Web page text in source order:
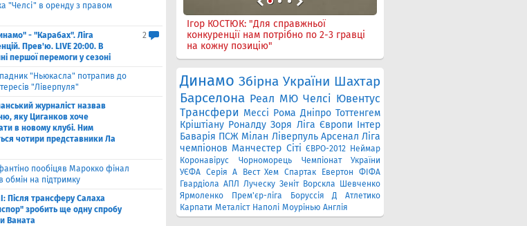
"Челсі" в оренду з правом
- "Карабах". Ліга
Прев'ю. LIVE 20:00. В
першої перемоги у сезоні
2
"Ньюкасла" потрапив до
"Ліверпуля"
журналіст назвав
яку Циганков хоче
в новому клубі. Ним
чотири представники Ла
пообіцяв Марокко фінал
обмін на підтримку
Після трансферу Салаха
зробить ще одну спробу
Ваната
пропускає гол з пенальті від
Підрозділу Тимура
Ігор КОСТЮК: "Для справжньої
конкуренції нам потрібно по 2-3 гравці
на кожну позицію"
Динамо Збірна України Шахтар
Барселона Реал МЮ Челсi Ювентус
Трансфери Мессі Рома Дніпро Тоттенгем
Кріштіану Роналду Зоря Ліга Європи Інтер
Баварія ПСЖ Мілан Ліверпуль Арсенал Ліга
чемпіонов Манчестер Сіті ЄВРО-2012 Неймар
Коронавірус
Чорноморець
Чемпіонат України
УЄФА Серія A Вест Хем Спартак Евертон
ФІФА
Гвардіола АПЛ Луческу Зеніт Ворскла
Шевченко
Ярмоленко
Прем'єр-ліга Боруссія Д
Атлетико
Карпати Металіст Наполі Моурінью Англія